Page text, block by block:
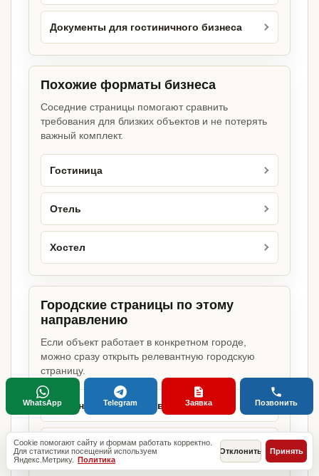
Документы для гостиничного бизнеса
Похожие форматы бизнеса
Соседние страницы помогают сравнить
требования для близких объектов и не потерять
важный комплект.
Гостиница
Отель
Хостел
Городские страницы по этому
направлению
Если объект работает в конкретном городе,
можно сразу открыть релевантную городскую
страницу.
Гостиничный бизнес в Москве
Гостиничный бизнес в Санкт-
Петербурге
Cookie помогают сайту и формам работать корректно.
Для статистики посещений используем
Яндекс.Метрику. Политика
Отклонить Принять
WhatsApp Telegram Заявка Позвонить